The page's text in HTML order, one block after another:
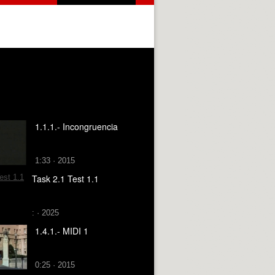
1.1.1.- Incongruencia
1:33 · 2015
Task 2.1 Test 1.1
: · 2025
1.4.1.- MIDI 1
0:25 · 2015